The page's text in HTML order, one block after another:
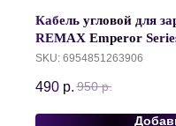
Кабель угловой для
REMAX Emperor
C, 2.1A, 1 метр, Белый
SKU: 6954851263906
490 р. 950 р.